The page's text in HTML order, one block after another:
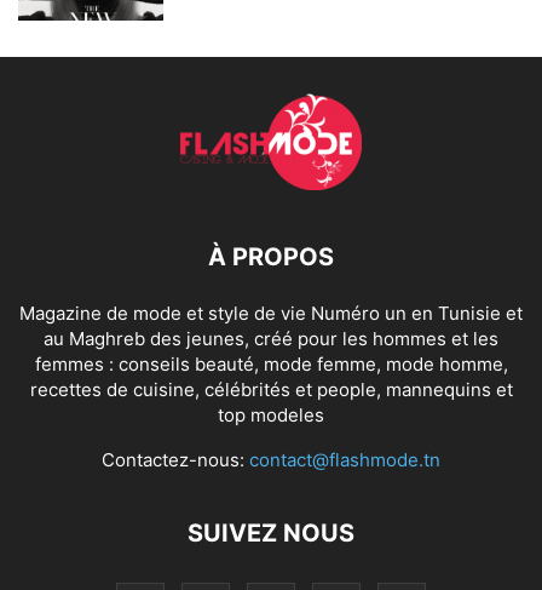
À PROPOS
Magazine de mode et style de vie Numéro un en Tunisie et
au Maghreb des jeunes, créé pour les hommes et les
femmes : conseils beauté, mode femme, mode homme,
recettes de cuisine, célébrités et people, mannequins et
top modeles
Contactez-nous: contact@flashmode.tn
SUIVEZ NOUS